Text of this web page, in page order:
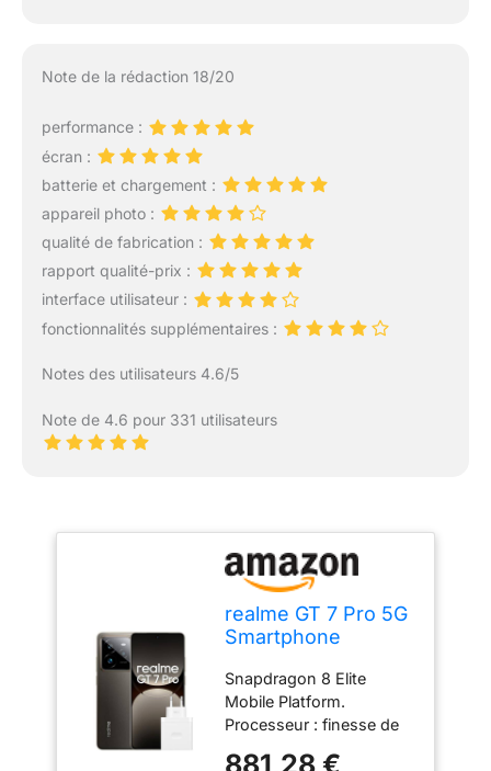
Note de la rédaction 18/20
performance :
écran :
batterie et chargement :
appareil photo :
qualité de fabrication :
rapport qualité-prix :
interface utilisateur :
fonctionnalités supplémentaires :
Notes des utilisateurs 4.6/5
Note de 4.6 pour 331 utilisateurs
realme GT 7 Pro 5G
Smartphone
Snapdragon® 8
Elite, Appareil Photo
instantané Ultra Net
avec IA, Écran
Snapdragon 8 Elite
Mobile Platform.
Processeur : finesse de
881,28 €